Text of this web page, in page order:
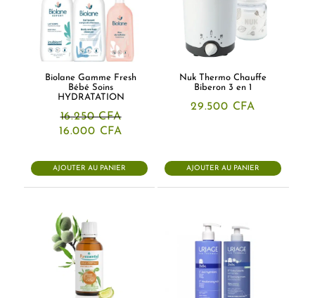
Biolane Gamme Fresh
Bébé Soins
HYDRATATION
16.250CFA
Le
était :
16.250 CFA.
16.000 CFA
est :
16.000 CFA.
AJOUTER AU PANIER
Nuk Thermo Chauffe
Biberon 3 en 1
29.500 CFA
AJOUTER AU PANIER